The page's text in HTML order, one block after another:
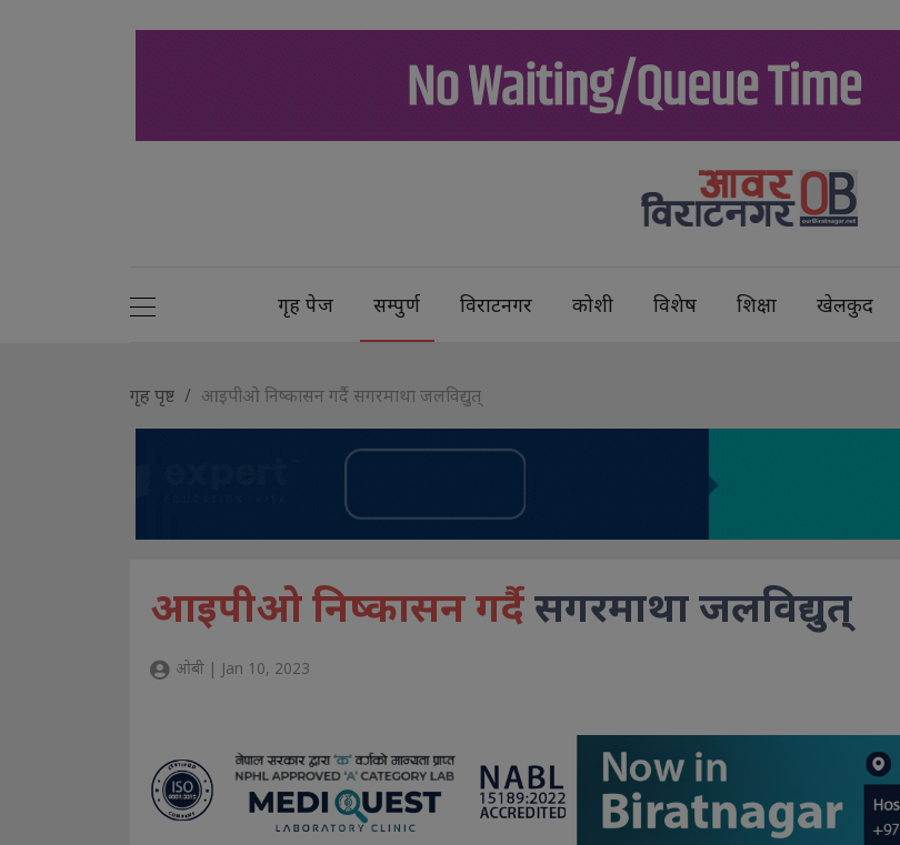
गृह पेज सम्पुर्ण विराटनगर कोशी विशेष शिक्षा खेलकुद
गृह पृष्ट आइपीओ निष्कासन गर्दै सगरमाथा जलविद्युत्
आइपीओ निष्कासन गर्दैसगरमाथा जलविद्युत्
ओबी | Jan 10, 2023